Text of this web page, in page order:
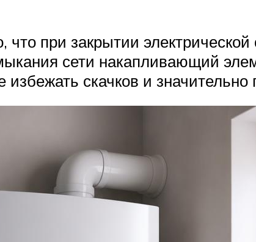
при закрытии электрической
сети накапливающий
скачков и значительно